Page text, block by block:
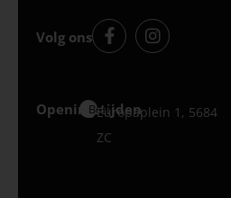
Volg ons
Openingstijden
Best
Europaplein 1, 5684
ZC